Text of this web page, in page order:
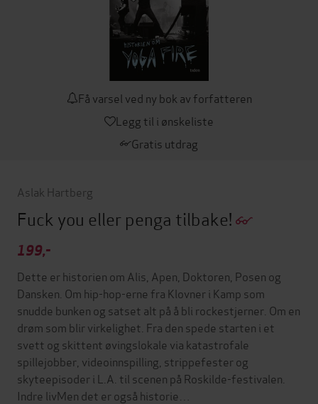
Få varsel ved ny bok av forfatteren
Legg til i ønskeliste
Gratis utdrag
Aslak Hartberg
Fuck you eller penga tilbake!
199,-
Dette er historien om Alis, Apen, Doktoren, Posen og
Dansken. Om hip-hop-erne fra Klovner i Kamp som
snudde bunken og satset alt på å bli rockestjerner. Om en
drøm som blir virkelighet. Fra den spede starten i et
svett og skittent øvingslokale via katastrofale
spillejobber, videoinnspilling, strippefester og
skyteepisoder i L.A. til scenen på Roskilde-festivalen.
Indre livMen det er også historie…